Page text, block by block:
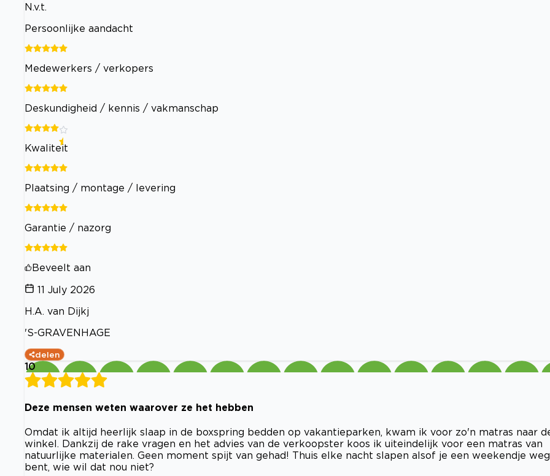
N.v.t.
Persoonlijke aandacht
Medewerkers / verkopers
Deskundigheid / kennis / vakmanschap
Kwaliteit
Plaatsing / montage / levering
Garantie / nazorg
Beveelt aan
11 July 2026
H.A. van Dijkj
'S-GRAVENHAGE
delen
10
Deze mensen weten waarover ze het hebben
Omdat ik altijd heerlijk slaap in de boxspring bedden op vakantieparken, kwam ik voor zo'n matras naar
winkel. Dankzij de rake vragen en het advies van de verkoopster koos ik uiteindelijk voor een matras van
natuurlijke materialen. Geen moment spijt van gehad! Thuis elke nacht slapen alsof je een weekendje weg
bent, wie wil dat nou niet?